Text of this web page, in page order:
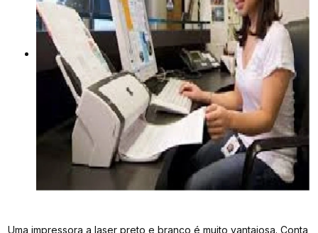
Uma impressora a laser preto e branco é muito vantajosa. Conta